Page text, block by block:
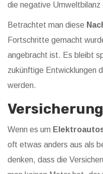
die negative Umweltbilanz
Betrachtet man diese
Fortschritte gemacht
angebracht ist. Es bleibt
zukünftige Entwicklungen
werden.
Wenn es um
oft etwas anders aus als
denken, dass die